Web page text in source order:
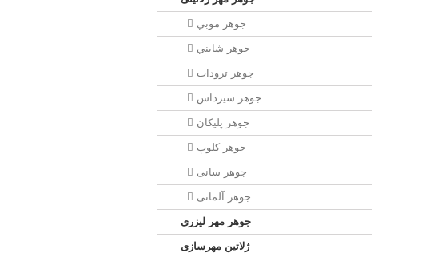
جوهر موبي
جوهر شايني
جوهر ترودات
جوهر سيرداس
جوهر پلیکان
جوهر کلوپ
جوهر سانی
جوهر آلمانی
جوهر مهر لیزری
ژلاتين مهرسازی